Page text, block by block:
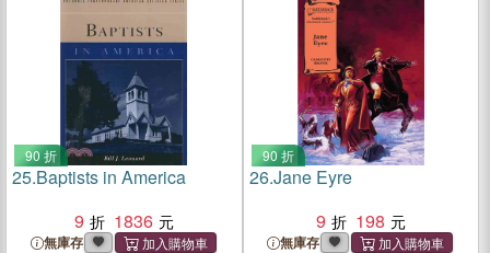
90 折
25.Baptists in America
9
1836
無庫存
90 折
26.Jane Eyre
9
198
無庫存